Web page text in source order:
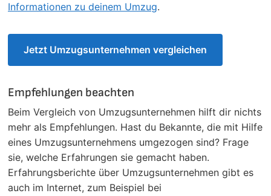
Informationen zu deinem Umzug.
Jetzt Umzugsunternehmen vergleichen
Empfehlungen beachten
Beim Vergleich von Umzugsunternehmen hilft dir nichts
mehr als Empfehlungen. Hast du Bekannte, die mit Hilfe
eines Umzugsunternehmens umgezogen sind? Frage
sie, welche Erfahrungen sie gemacht haben.
Erfahrungsberichte über Umzugsunternehmen gibt es
auch im Internet, zum Beispiel bei